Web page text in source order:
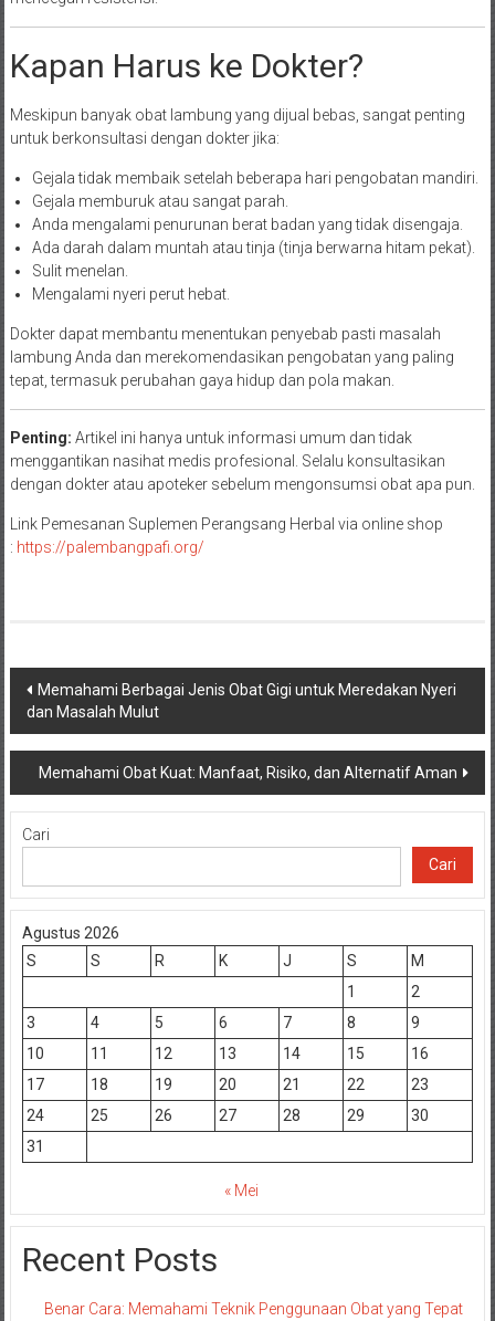
Kapan Harus ke Dokter?
Meskipun banyak obat lambung yang dijual bebas, sangat penting
untuk berkonsultasi dengan dokter jika:
Gejala tidak membaik setelah beberapa hari pengobatan mandiri.
Gejala memburuk atau sangat parah.
Anda mengalami penurunan berat badan yang tidak disengaja.
Ada darah dalam muntah atau tinja (tinja berwarna hitam pekat).
Sulit menelan.
Mengalami nyeri perut hebat.
Dokter dapat membantu menentukan penyebab pasti masalah
lambung Anda dan merekomendasikan pengobatan yang paling
tepat, termasuk perubahan gaya hidup dan pola makan.
Penting: Artikel ini hanya untuk informasi umum dan tidak
menggantikan nasihat medis profesional. Selalu konsultasikan
dengan dokter atau apoteker sebelum mengonsumsi obat apa pun.
Link Pemesanan Suplemen Perangsang Herbal via online shop
: https://palembangpafi.org/
Navigasi
pos
Memahami Berbagai Jenis Obat Gigi untuk Meredakan Nyeri
dan Masalah Mulut
Memahami Obat Kuat: Manfaat, Risiko, dan Alternatif Aman
Cari
Cari
Agustus 2026
S
S R K J S
M
1
2
3
4 5 6 7 8
9
10
11 12 13 14 15
16
17
18 19 20 21 22
23
24
25 26 27 28 29
30
31
« Mei
Recent Posts
Benar Cara: Memahami Teknik Penggunaan Obat yang Tepat